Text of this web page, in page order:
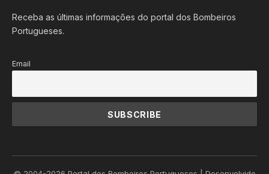
Receba as últimas informações do portal dos Bombeiros
Portugueses.
Email